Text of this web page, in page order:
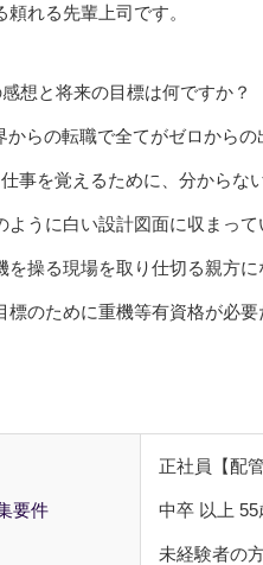
頼れる先輩上司です。
想と将来の目標は何ですか？
らの転職で全てがゼロからの
事を覚えるために、分からな
ように白い設計図面に収まって
を操る現場を取り仕切る親方に
標のために重機等有資格が必
要件
正社員【配
中卒 以上 55
未経験者の